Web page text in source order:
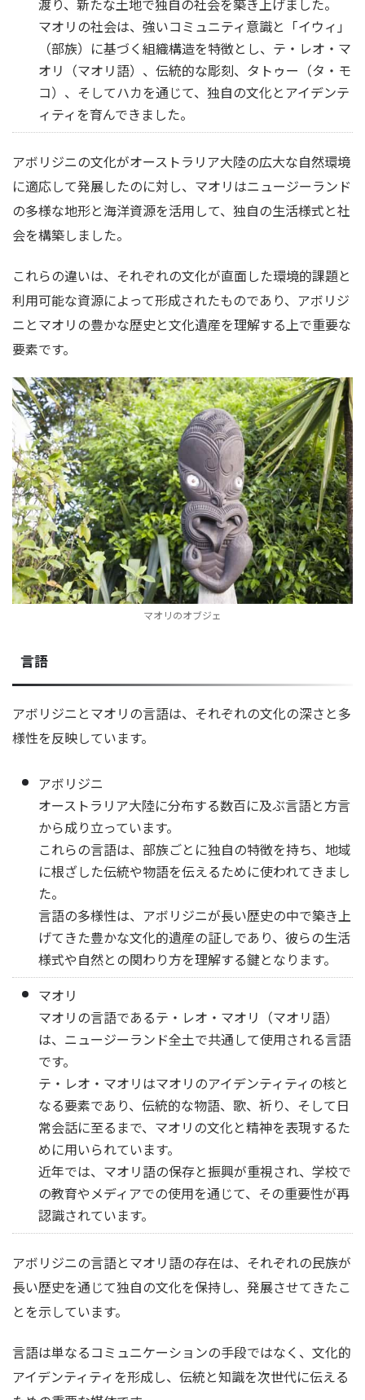
渡り、新たな土地で独自の社会を築き上げました。
マオリの社会は、強いコミュニティ意識と「イウィ」
（部族）に基づく組織構造を特徴とし、テ・レオ・マ
オリ（マオリ語）、伝統的な彫刻、タトゥー（タ・モ
コ）、そしてハカを通じて、独自の文化とアイデンテ
ィティを育んできました。
アボリジニの文化がオーストラリア大陸の広大な自然環境
に適応して発展したのに対し、マオリはニュージーランド
の多様な地形と海洋資源を活用して、独自の生活様式と社
会を構築しました。
これらの違いは、それぞれの文化が直面した環境的課題と
利用可能な資源によって形成されたものであり、アボリジ
ニとマオリの豊かな歴史と文化遺産を理解する上で重要な
要素です。
マオリのオブジェ
言語
アボリジニとマオリの言語は、それぞれの文化の深さと多
様性を反映しています。
アボリジニ
オーストラリア大陸に分布する数百に及ぶ言語と方言
から成り立っています。
これらの言語は、部族ごとに独自の特徴を持ち、地域
に根ざした伝統や物語を伝えるために使われてきまし
た。
言語の多様性は、アボリジニが長い歴史の中で築き上
げてきた豊かな文化的遺産の証しであり、彼らの生活
様式や自然との関わり方を理解する鍵となります。
マオリ
マオリの言語であるテ・レオ・マオリ（マオリ語）
は、ニュージーランド全土で共通して使用される言語
です。
テ・レオ・マオリはマオリのアイデンティティの核と
なる要素であり、伝統的な物語、歌、祈り、そして日
常会話に至るまで、マオリの文化と精神を表現するた
めに用いられています。
近年では、マオリ語の保存と振興が重視され、学校で
の教育やメディアでの使用を通じて、その重要性が再
認識されています。
アボリジニの言語とマオリ語の存在は、それぞれの民族が
長い歴史を通じて独自の文化を保持し、発展させてきたこ
とを示しています。
言語は単なるコミュニケーションの手段ではなく、文化的
アイデンティティを形成し、伝統と知識を次世代に伝える